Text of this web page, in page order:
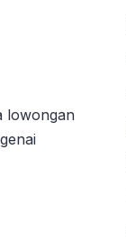
lowongan